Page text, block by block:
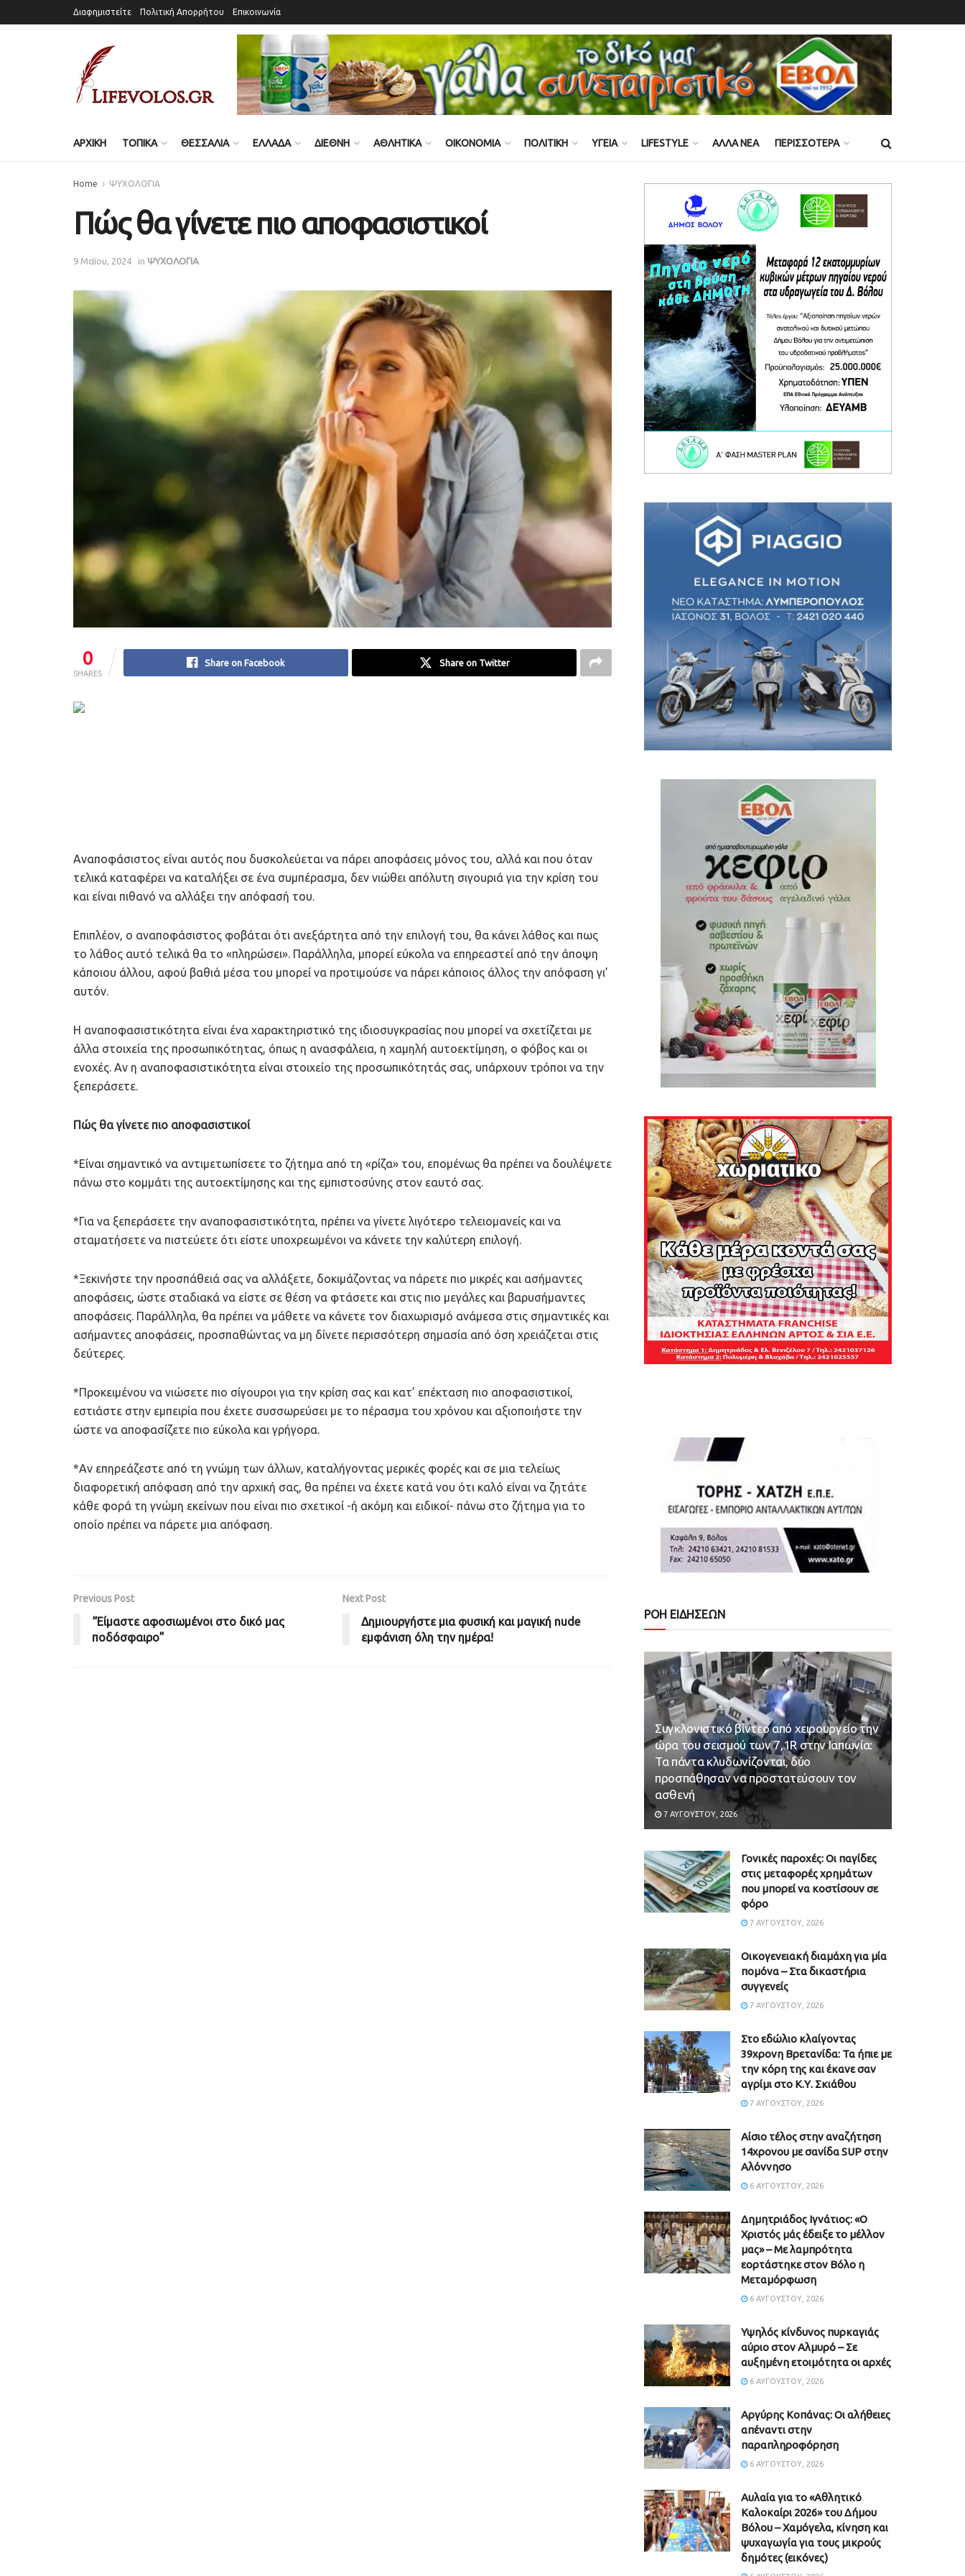
Διαφημιστείτε Πολιτική Απορρήτου Επικοινωνία
ΑΡΧΙΚΗ ΤΟΠΙΚΑ ΘΕΣΣΑΛΙΑ ΕΛΛΑΔΑ ΔΙΕΘΝΗ ΑΘΛΗΤΙΚΑ ΟΙΚΟΝΟΜΙΑ ΠΟΛΙΤΙΚΗ ΥΓΕΙΑ LIFESTYLE ΑΛΛΑ ΝΕΑ ΠΕΡΙΣΣΟΤΕΡΑ
Home ΨΥΧΟΛΟΓΙΑ
Πώς θα γίνετε πιο αποφασιστικοί
9 Μαΐου, 2024 in ΨΥΧΟΛΟΓΙΑ
0
SHARES
Share on Facebook Share on Twitter
Αναποφάσιστος είναι αυτός που δυσκολεύεται να πάρει αποφάσεις μόνος του, αλλά και που όταν
τελικά καταφέρει να καταλήξει σε ένα συμπέρασμα, δεν νιώθει απόλυτη σιγουριά για την κρίση του
και είναι πιθανό να αλλάξει την απόφασή του.
Επιπλέον, ο αναποφάσιστος φοβάται ότι ανεξάρτητα από την επιλογή του, θα κάνει λάθος και πως
το λάθος αυτό τελικά θα το «πληρώσει». Παράλληλα, μπορεί εύκολα να επηρεαστεί από την άποψη
κάποιου άλλου, αφού βαθιά μέσα του μπορεί να προτιμούσε να πάρει κάποιος άλλος την απόφαση γι’
αυτόν.
Η αναποφασιστικότητα είναι ένα χαρακτηριστικό της ιδιοσυγκρασίας που μπορεί να σχετίζεται με
άλλα στοιχεία της προσωπικότητας, όπως η ανασφάλεια, η χαμηλή αυτοεκτίμηση, ο φόβος και οι
ενοχές. Αν η αναποφασιστικότητα είναι στοιχείο της προσωπικότητάς σας, υπάρχουν τρόποι να την
ξεπεράσετε.
Πώς θα γίνετε πιο αποφασιστικοί
*Είναι σημαντικό να αντιμετωπίσετε το ζήτημα από τη «ρίζα» του, επομένως θα πρέπει να δουλέψετε
πάνω στο κομμάτι της αυτοεκτίμησης και της εμπιστοσύνης στον εαυτό σας.
*Για να ξεπεράσετε την αναποφασιστικότητα, πρέπει να γίνετε λιγότερο τελειομανείς και να
σταματήσετε να πιστεύετε ότι είστε υποχρεωμένοι να κάνετε την καλύτερη επιλογή.
*Ξεκινήστε την προσπάθειά σας να αλλάξετε, δοκιμάζοντας να πάρετε πιο μικρές και ασήμαντες
αποφάσεις, ώστε σταδιακά να είστε σε θέση να φτάσετε και στις πιο μεγάλες και βαρυσήμαντες
αποφάσεις. Παράλληλα, θα πρέπει να μάθετε να κάνετε τον διαχωρισμό ανάμεσα στις σημαντικές και
ασήμαντες αποφάσεις, προσπαθώντας να μη δίνετε περισσότερη σημασία από όση χρειάζεται στις
δεύτερες.
*Προκειμένου να νιώσετε πιο σίγουροι για την κρίση σας και κατ’ επέκταση πιο αποφασιστικοί,
εστιάστε στην εμπειρία που έχετε συσσωρεύσει με το πέρασμα του χρόνου και αξιοποιήστε την
ώστε να αποφασίζετε πιο εύκολα και γρήγορα.
*Αν επηρεάζεστε από τη γνώμη των άλλων, καταλήγοντας μερικές φορές και σε μια τελείως
διαφορετική απόφαση από την αρχική σας, θα πρέπει να έχετε κατά νου ότι καλό είναι να ζητάτε
κάθε φορά τη γνώμη εκείνων που είναι πιο σχετικοί -ή ακόμη και ειδικοί- πάνω στο ζήτημα για το
οποίο πρέπει να πάρετε μια απόφαση.
Previous Post
“Είμαστε αφοσιωμένοι στο δικό μας
ποδόσφαιρο”
Next Post
Δημιουργήστε μια φυσική και μαγική nude
εμφάνιση όλη την ημέρα!
ΡΟΗ ΕΙΔΗΣΕΩΝ
Συγκλονιστικό βίντεο από χειρουργείο την
ώρα του σεισμού των 7,1R στην Ιαπωνία:
Τα πάντα κλυδωνίζονται, δύο
προσπάθησαν να προστατεύσουν τον
ασθενή
7 ΑΥΓΟΎΣΤΟΥ, 2026
Γονικές παροχές: Οι παγίδες
στις μεταφορές χρημάτων
που μπορεί να κοστίσουν σε
φόρο
7 ΑΥΓΟΎΣΤΟΥ, 2026
Οικογενειακή διαμάχη για μία
πομόνα – Στα δικαστήρια
συγγενείς
7 ΑΥΓΟΎΣΤΟΥ, 2026
Στο εδώλιο κλαίγοντας
39χρονη Βρετανίδα: Τα ήπιε με
την κόρη της και έκανε σαν
αγρίμι στο Κ.Υ. Σκιάθου
7 ΑΥΓΟΎΣΤΟΥ, 2026
Αίσιο τέλος στην αναζήτηση
14χρονου με σανίδα SUP στην
Αλόννησο
6 ΑΥΓΟΎΣΤΟΥ, 2026
Δημητριάδος Ιγνάτιος: «Ο
Χριστός μάς έδειξε το μέλλον
μας» – Με λαμπρότητα
εορτάστηκε στον Βόλο η
Μεταμόρφωση
6 ΑΥΓΟΎΣΤΟΥ, 2026
Υψηλός κίνδυνος πυρκαγιάς
αύριο στον Αλμυρό – Σε
αυξημένη ετοιμότητα οι αρχές
6 ΑΥΓΟΎΣΤΟΥ, 2026
Aργύρης Κοπάνας: Οι αλήθειες
απέναντι στην
παραπληροφόρηση
6 ΑΥΓΟΎΣΤΟΥ, 2026
Αυλαία για το «Αθλητικό
Καλοκαίρι 2026» του Δήμου
Βόλου – Χαμόγελα, κίνηση και
ψυχαγωγία για τους μικρούς
δημότες (εικόνες)